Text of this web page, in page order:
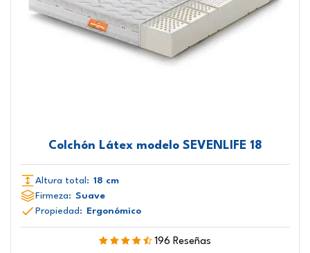
Colchón Látex modelo SEVENLIFE 18
Altura total: 18 cm
Firmeza: Suave
Propiedad:
Ergonómico
196 Reseñas